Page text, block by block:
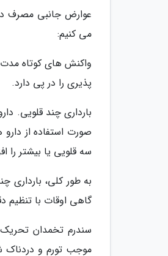
عوارض جانبی مصرف
می کنیم:
واکنش های کوتاه
پذیری را در پی دارد.
سه قلویی یا بیشتر را
به طور کلی، بارداری
گاهی اوقات با تنظیم
موجب تورم و دردناک